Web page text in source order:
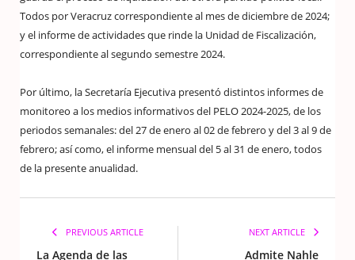
Todos por Veracruz correspondiente al mes de diciembre de 2024;
y el informe de actividades que rinde la Unidad de Fiscalización,
correspondiente al segundo semestre 2024.
Por último, la Secretaría Ejecutiva presentó distintos informes de
monitoreo a los medios informativos del PELO 2024-2025, de los
periodos semanales: del 27 de enero al 02 de febrero y del 3 al 9 de
febrero; así como, el informe mensual del 5 al 31 de enero, todos
de la presente anualidad.
PREVIOUS ARTICLE
La Agenda de las
NEXT ARTICLE
Admite Nahle